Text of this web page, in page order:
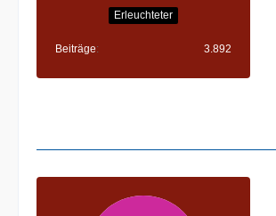
Erleuchteter
Beiträge 3.892